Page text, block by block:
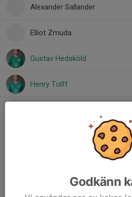
Alexander Sallander
Elliot Zmuda
Gustav Hedsköld
Henry Tolff
Melker AnglesjöGodkänn